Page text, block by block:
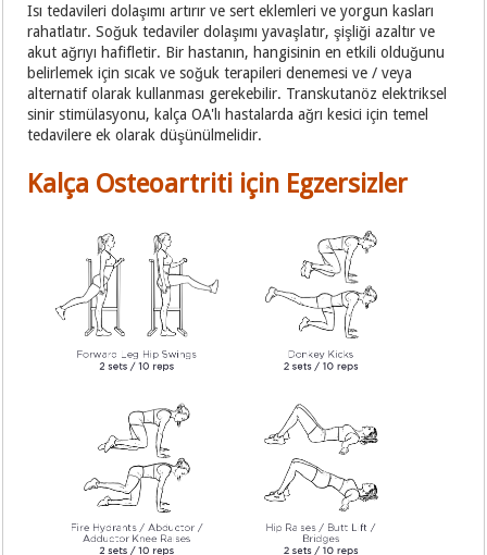
Isı tedavileri dolaşımı artırır ve sert eklemleri ve yorgun kasları
rahatlatır. Soğuk tedaviler dolaşımı yavaşlatır, şişliği azaltır ve
akut ağrıyı hafifletir. Bir hastanın, hangisinin en etkili olduğunu
belirlemek için sıcak ve soğuk terapileri denemesi ve / veya
alternatif olarak kullanması gerekebilir. Transkutanöz elektriksel
sinir stimülasyonu, kalça OA'lı hastalarda ağrı kesici için temel
tedavilere ek olarak düşünülmelidir.
Kalça Osteoartriti için Egzersizler